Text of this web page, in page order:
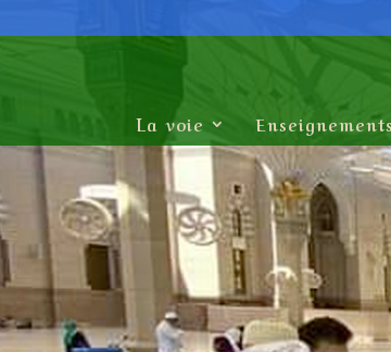
La voie Enseignements